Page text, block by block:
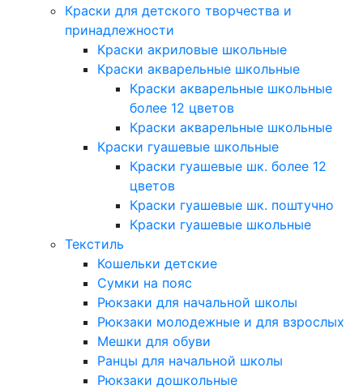
Краски для детского творчества и
принадлежности
Краски акриловые школьные
Краски акварельные школьные
Краски акварельные школьные
более 12 цветов
Краски акварельные школьные
Краски гуашевые школьные
Краски гуашевые шк. более 12
цветов
Краски гуашевые шк. поштучно
Краски гуашевые школьные
Текстиль
Кошельки детские
Сумки на пояс
Рюкзаки для начальной школы
Рюкзаки молодежные и для взрослых
Мешки для обуви
Ранцы для начальной школы
Рюкзаки дошкольные